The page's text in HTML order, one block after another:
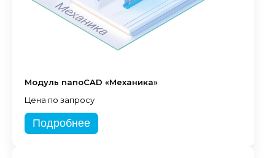
Модуль nanoCAD «Механика»
Цена по запросу
Подробнее